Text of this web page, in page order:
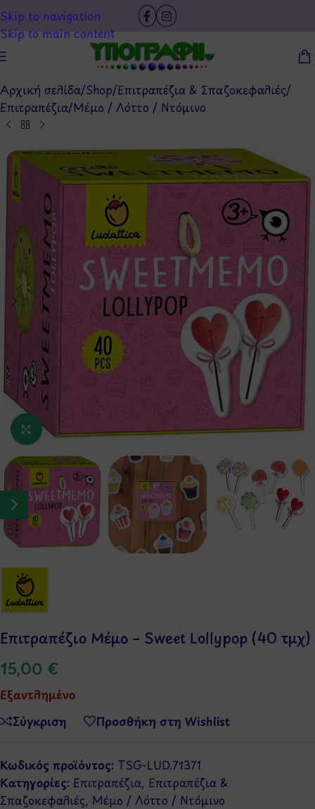
Skip to navigation
Skip to main content
Αρχική σελίδα/Shop/Επιτραπέζια & Σπαζοκεφαλιές/
Επιτραπέζια/Μέμο / Λόττο / Ντόμινο
Κάντε κλικ για μεγέθυνση
Επιτραπέζιο Μέμο – Sweet Lollypop (40 τμχ)
15,00 €
Εξαντλημένο
Σύγκριση
Προσθήκη στη Wishlist
Κωδικός προϊόντος: TSG-LUD.71371
Κατηγορίες: Επιτραπέζια, Επιτραπέζια &
Σπαζοκεφαλιές, Μέμο / Λόττο / Ντόμινο